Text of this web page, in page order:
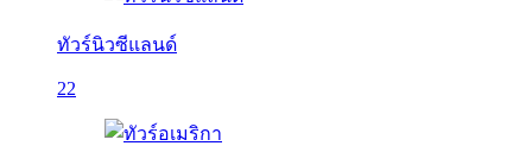
ทัวร์นิวซีแลนด์
22